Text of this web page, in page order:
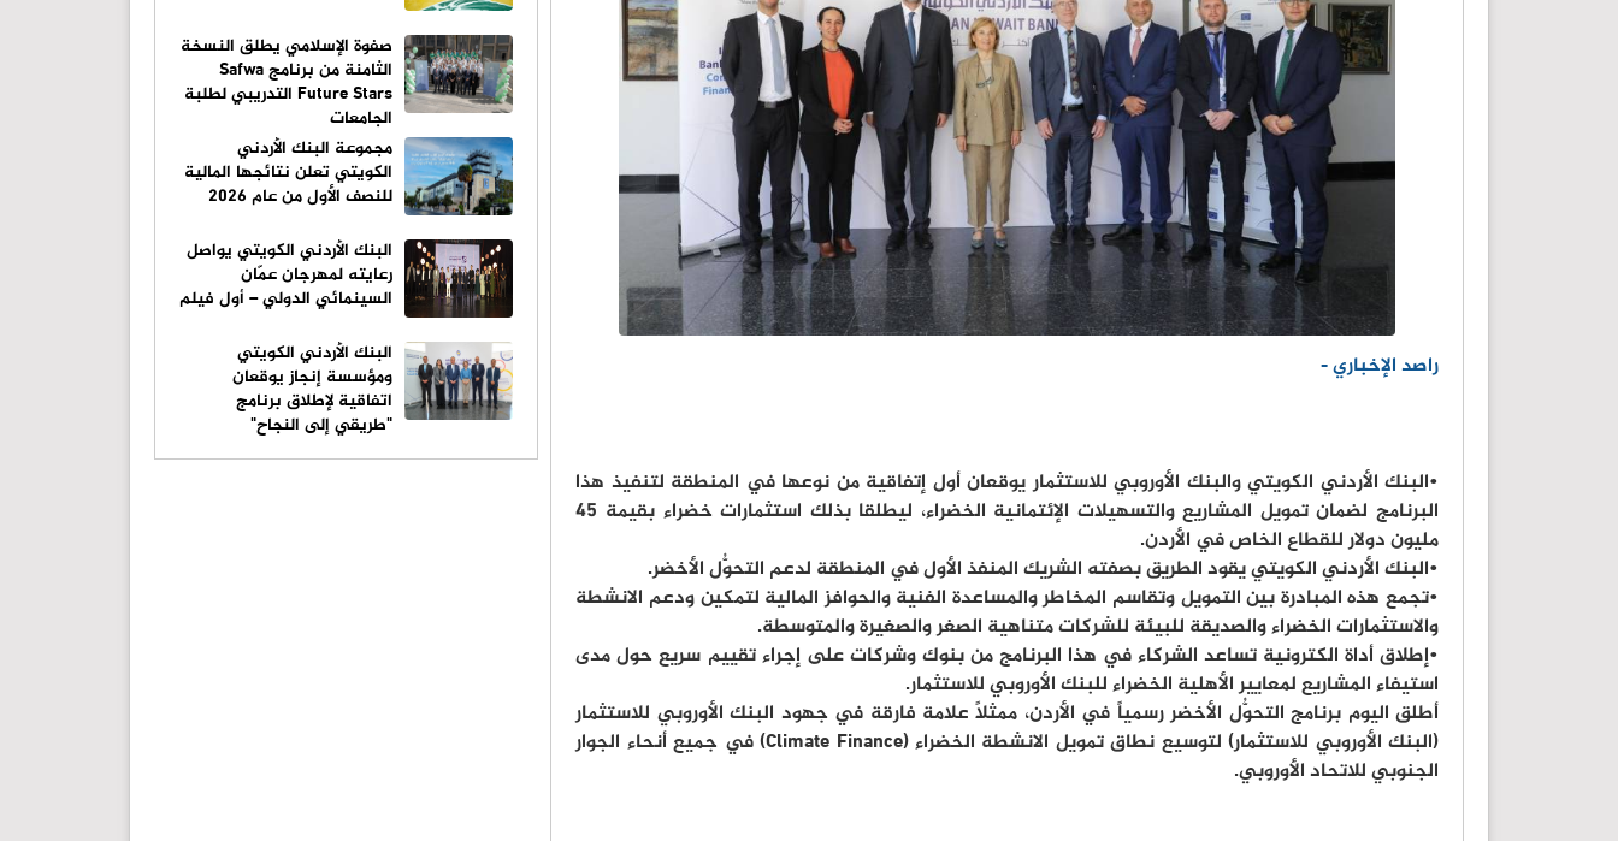
راصد الإخباري -
•البنك الأردني الكويتي والبنك الأوروبي للاستثمار يوقعان أول إتفاقية من نوعها في المنطقة لتنفيذ هذا
البرنامج لضمان تمويل المشاريع والتسهيلات الإئتمانية الخضراء، ليطلقا بذلك استثمارات خضراء بقيمة 45
مليون دولار للقطاع الخاص في الأردن.
•البنك الأردني الكويتي يقود الطريق بصفته الشريك المنفذ الأول في المنطقة لدعم التحوُّل الأخضر.
•تجمع هذه المبادرة بين التمويل وتقاسم المخاطر والمساعدة الفنية والحوافز المالية لتمكين ودعم الانشطة
والاستثمارات الخضراء والصديقة للبيئة للشركات متناهية الصغر والصغيرة والمتوسطة.
•إطلاق أداة الكترونية تساعد الشركاء في هذا البرنامج من بنوك وشركات على إجراء تقييم سريع حول مدى
استيفاء المشاريع لمعايير الأهلية الخضراء للبنك الأوروبي للاستثمار.
أطلق اليوم برنامج التحوُّل الأخضر رسمياً في الأردن، ممثلًا علامة فارقة في جهود البنك الأوروبي للاستثمار
(البنك الأوروبي للاستثمار) لتوسيع نطاق تمويل الانشطة الخضراء (Climate Finance) في جميع أنحاء الجوار
الجنوبي للاتحاد الأوروبي.
صفوة الإسلامي يطلق النسخة
الثامنة من برنامج Safwa
Future Stars التدريبي لطلبة
الجامعات
مجموعة البنك الأردني
الكويتي تعلن نتائجها المالية
للنصف الأول من عام 2026
البنك الأردني الكويتي يواصل
رعايته لمهرجان عمّان
السينمائي الدولي – أول فيلم
البنك الأردني الكويتي
ومؤسسة إنجاز يوقعان
اتفاقية لإطلاق برنامج
"طريقي إلى النجاح"